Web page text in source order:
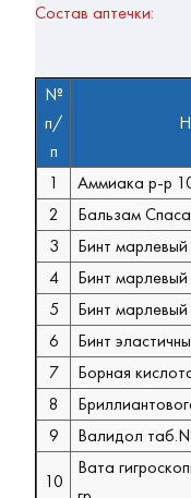
Состав аптечки:
№
п/
п
1
Аммиака р-р
2
Бальзам
3
Бинт
4
Бинт
5
Бинт
6
Бинт
7
Борная
8
9
Валидол
10
Вата